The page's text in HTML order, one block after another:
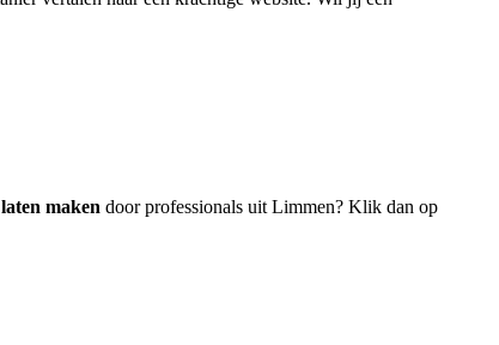
maken door professionals uit Limmen? Klik dan op